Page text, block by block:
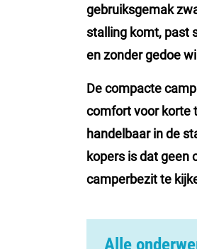
gebruiksgemak
stalling komt, past
en zonder gedoe
De compacte
comfort voor korte
handelbaar in de
kopers is dat geen
camperbezit te
Alle